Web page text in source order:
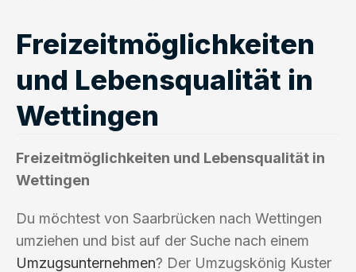
Freizeitmöglichkeiten
und Lebensqualität in
Wettingen
Freizeitmöglichkeiten und Lebensqualität in
Wettingen
Du möchtest von Saarbrücken nach Wettingen
umziehen und bist auf der Suche nach einem
Umzugsunternehmen? Der Umzugskönig Kuster